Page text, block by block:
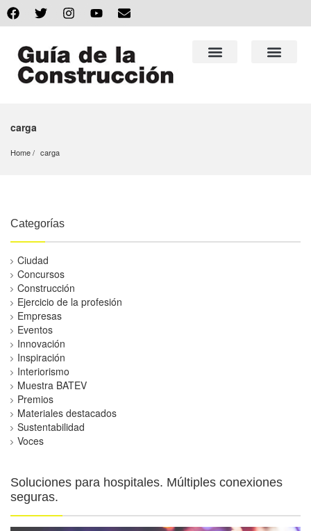
carga
Home carga
Categorías
Ciudad
Concursos
Construcción
Ejercicio de la profesión
Empresas
Eventos
Innovación
Inspiración
Interiorismo
Muestra BATEV
Premios
Materiales destacados
Sustentabilidad
Voces
Soluciones para hospitales. Múltiples conexiones
seguras.